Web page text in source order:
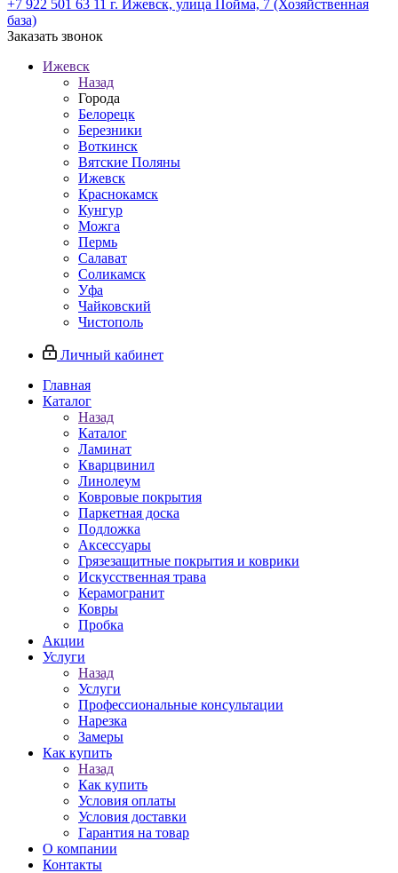
+7 922 501 63 11 г. Ижевск, улица Пойма, 7 (Хозяйственная
база)
Заказать звонок
Ижевск
Назад
Города
Белорецк
Березники
Воткинск
Вятские Поляны
Ижевск
Краснокамск
Кунгур
Можга
Пермь
Салават
Соликамск
Уфа
Чайковский
Чистополь
Личный кабинет
Главная
Каталог
Назад
Каталог
Ламинат
Кварцвинил
Линолеум
Ковровые покрытия
Паркетная доска
Подложка
Аксессуары
Грязезащитные покрытия и коврики
Искусственная трава
Керамогранит
Ковры
Пробка
Акции
Услуги
Назад
Услуги
Профессиональные консультации
Нарезка
Замеры
Как купить
Назад
Как купить
Условия оплаты
Условия доставки
Гарантия на товар
О компании
Контакты